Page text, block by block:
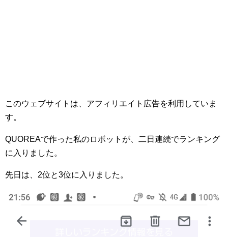
このウェブサイトは、アフィリエイト広告を利用していま
す。
QUOREAで作った私のロボットが、二日連続でランキング
に入りました。
先日は、2位と3位に入りました。